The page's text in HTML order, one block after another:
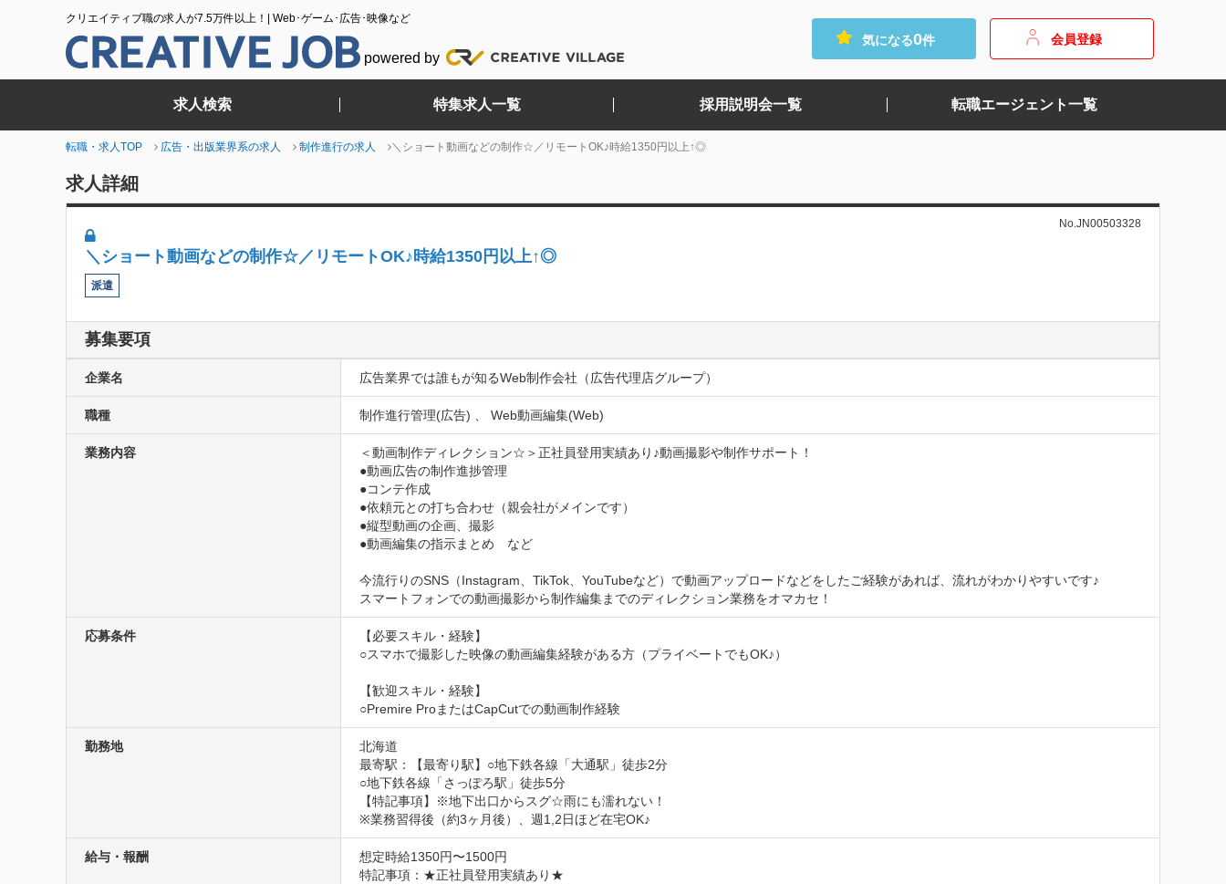
クリエイティブ職の求人が7.5万件以上！| Web･ゲーム･広告･映像など
powered by
気になる0件 会員登録
求人検索 特集求人一覧 採用説明会一覧 転職エージェント一覧
転職・求人TOP 広告・出版業界系の求人 制作進行の求人 ＼ショート動画などの制作☆／リモートOK♪時給1350円以上↑◎
求人詳細
＼ショート動画などの制作☆／リモートOK♪時給1350円以上↑◎
No.JN00503328
派遣
募集要項
企業名 広告業界では誰もが知るWeb制作会社（広告代理店グループ）
職種 制作進行管理(広告) 、 Web動画編集(Web)
業務内容
＜動画制作ディレクション☆＞正社員登用実績あり♪動画撮影や制作サポート！
●動画広告の制作進捗管理
●コンテ作成
●依頼元との打ち合わせ（親会社がメインです）
●縦型動画の企画、撮影
●動画編集の指示まとめ　など
今流行りのSNS（Instagram、TikTok、YouTubeなど）で動画アップロードなどをしたご経験があれば、流れがわかりやすいです♪
スマートフォンでの動画撮影から制作編集までのディレクション業務をオマカセ！
応募条件
【必要スキル・経験】
○スマホで撮影した映像の動画編集経験がある方（プライベートでもOK♪）
【歓迎スキル・経験】
○Premire ProまたはCapCutでの動画制作経験
勤務地
北海道
最寄駅：【最寄り駅】○地下鉄各線「大通駅」徒歩2分
○地下鉄各線「さっぽろ駅」徒歩5分
【特記事項】※地下出口からスグ☆雨にも濡れない！
※業務習得後（約3ヶ月後）、週1,2日ほど在宅OK♪
給与・報酬
想定時給1350円〜1500円
特記事項：★正社員登用実績あり★